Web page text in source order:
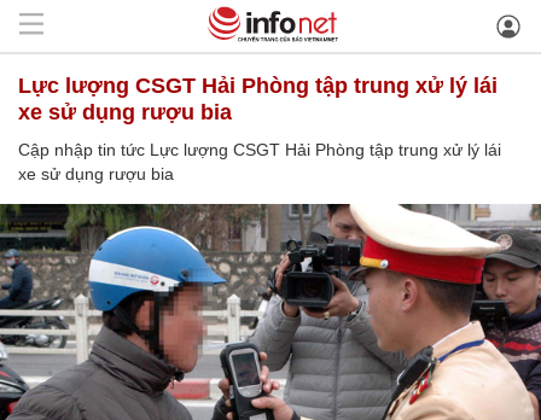
Lực lượng CSGT Hải Phòng tập trung xử lý lái
xe sử dụng rượu bia
Cập nhập tin tức Lực lượng CSGT Hải Phòng tập trung xử lý lái
xe sử dụng rượu bia